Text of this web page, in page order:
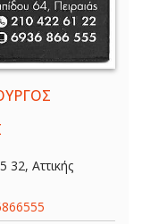
32, Αττικής